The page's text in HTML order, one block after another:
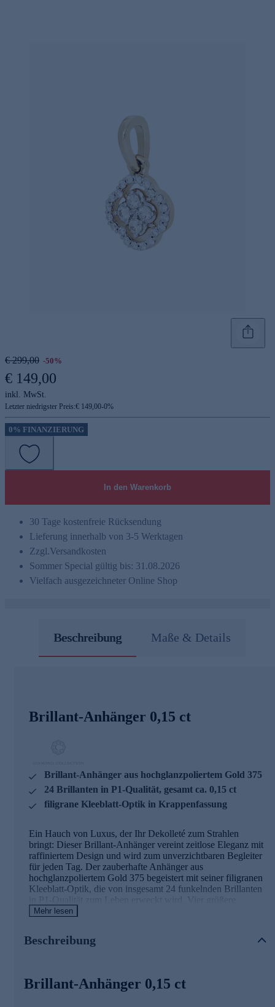
€ 299,00 -50%
€ 149,00
inkl. MwSt.
Letzter niedrigster Preis:€ 149,00-0%
0% FINANZIERUNG
In den Warenkorb
30 Tage kostenfreie Rücksendung
Lieferung innerhalb von 3-5 Werktagen
Zzgl.Versandkosten
Sommer Special gültig bis: 31.08.2026
Vielfach ausgezeichneter Online Shop
Beschreibung Maße & Details
Brillant-Anhänger 0,15 ct
Brillant-Anhänger aus hochglanzpoliertem Gold 375
24 Brillanten in P1-Qualität, gesamt ca. 0,15 ct
filigrane Kleeblatt-Optik in Krappenfassung
Ein Hauch von Luxus, der Ihr Dekolleté zum Strahlen
bringt: Dieser Brillant-Anhänger vereint zeitlose Eleganz mit
raffiniertem Design und wird zum unverzichtbaren Begleiter
für jeden Tag. Der zauberhafte Anhänger aus
hochglanzpoliertem Gold 375 begeistert mit seiner filigranen
Kleeblatt-Optik, die von insgesamt 24 funkelnden Brillanten
in P1-Qualität zum Leben erweckt wird. Vier größere
Brillanten bilden das Zentrum und werden von einem Kranz
0,15 ct entfalten die Edelsteine ein bezauberndes Funkeln,
unterstreicht die kostbaren Brillanten auf besondere Weise.
Die praktische Öse ermöglicht es Ihnen, den Anhänger an
Mehr lesen
Beschreibung
Brillant-Anhänger 0,15 ct